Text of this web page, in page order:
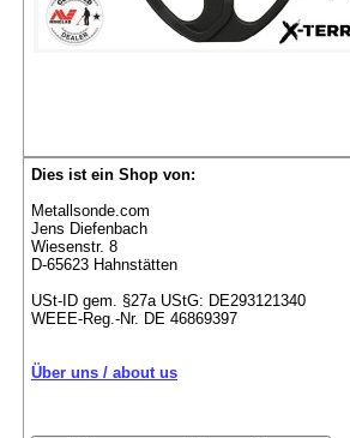
Dies ist ein Shop von:
Metallsonde.com
Jens Diefenbach
Wiesenstr. 8
D-65623 Hahnstätten
USt-ID gem. §27a UStG: DE293121340
WEEE-Reg.-Nr. DE 46869397
Über uns / about us